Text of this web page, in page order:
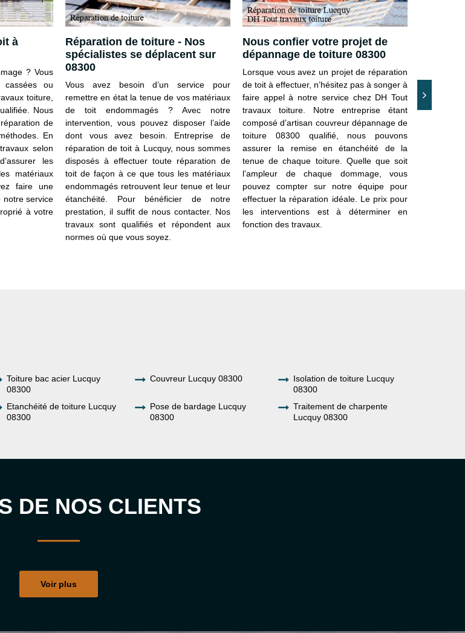
à
? Vous
ou
toiture,
Nous
de
En
selon
les
matériaux
faire une
notre service
à votre
Réparation de toiture - Nos
spécialistes se déplacent sur
08300
Vous avez besoin d’un service pour
remettre en état la tenue de vos matériaux
de toit endommagés ? Avec notre
intervention, vous pouvez disposer l’aide
dont vous avez besoin. Entreprise de
réparation de toit à Lucquy, nous sommes
disposés à effectuer toute réparation de
toit de façon à ce que tous les matériaux
endommagés retrouvent leur tenue et leur
étanchéité. Pour bénéficier de notre
prestation, il suffit de nous contacter. Nos
travaux sont qualifiés et répondent aux
normes où que vous soyez.
Nous confier votre projet de
dépannage de toiture 08300
Lorsque vous avez un projet de réparation
de toit à effectuer, n’hésitez pas à songer à
faire appel à notre service chez DH Tout
travaux toiture. Notre entreprise étant
composé d’artisan couvreur dépannage de
toiture 08300 qualifié, nous pouvons
assurer la remise en étanchéité de la
tenue de chaque toiture. Quelle que soit
l’ampleur de chaque dommage, vous
pouvez compter sur notre équipe pour
effectuer la réparation idéale. Le prix pour
les interventions est à déterminer en
fonction des travaux.
de
prévenir
Toiture bac acier Lucquy
08300
Couvreur Lucquy 08300
Isolation de toiture Lucquy
08300
Etanchéité de toiture Lucquy
08300
Pose de bardage Lucquy
08300
Traitement de charpente
Lucquy 08300
DE NOS CLIENTS
Voir plus